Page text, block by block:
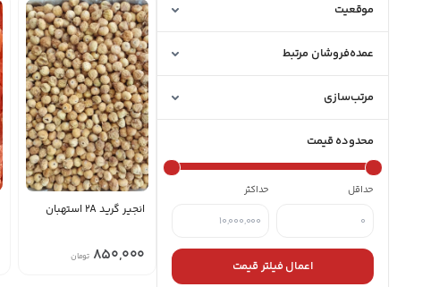
زرشک
فندق
کشمش و مویز
میوه خشک
موقعیت
عمده‌فروشان مرتبط
مرتب‌سازی
محدوده قیمت
حداقل حداکثر
اعمال فیلتر قیمت
انجیر گرید 2A استهبان
850,000 تومان